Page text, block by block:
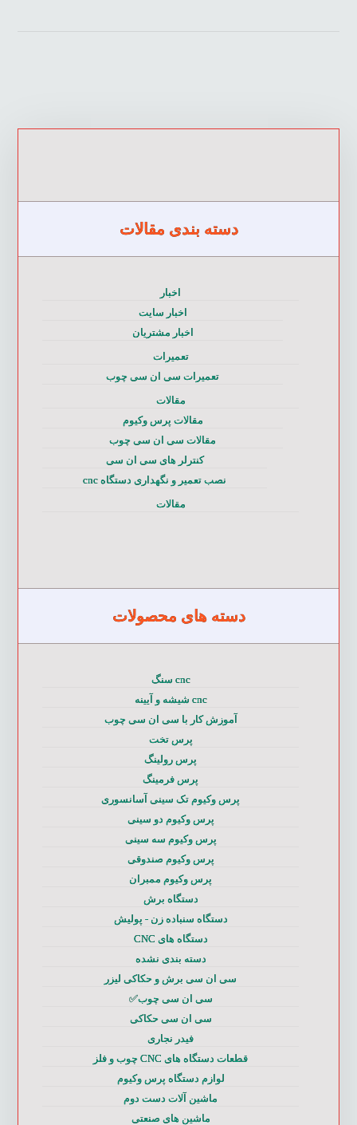
دسته بندی مقالات
اخبار
اخبار سایت
اخبار مشتریان
تعمیرات
تعمیرات سی ان سی چوب
مقالات
مقالات پرس وکیوم
مقالات سی ان سی چوب
کنترلر های سی ان سی
نصب تعمیر و نگهداری دستگاه cnc
مقالات
دسته های محصولات
cnc سنگ
cnc شیشه و آیینه
آموزش کار با سی ان سی چوب
پرس تخت
پرس رولینگ
پرس فرمینگ
پرس وکیوم تک سینی آسانسوری
پرس وکیوم دو سینی
پرس وکیوم سه سینی
پرس وکیوم صندوقی
پرس وکیوم ممبران
دستگاه برش
دستگاه سنباده زن - پولیش
دستگاه های CNC
دسته بندی نشده
سی ان سی برش و حکاکی لیزر
سی ان سی چوب✅
سی ان سی حکاکی
فیدر نجاری
قطعات دستگاه های CNC چوب و فلز
لوازم دستگاه پرس وکیوم
ماشین آلات دست دوم
ماشین های صنعتی